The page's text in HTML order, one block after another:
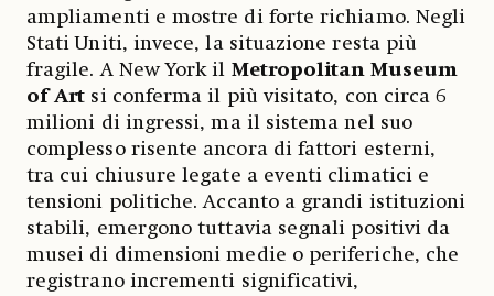
ampliamenti e mostre di forte richiamo. Negli
Stati Uniti, invece, la situazione resta più
fragile. A New York il Metropolitan Museum
of Art si conferma il più visitato, con circa 6
milioni di ingressi, ma il sistema nel suo
complesso risente ancora di fattori esterni,
tra cui chiusure legate a eventi climatici e
tensioni politiche. Accanto a grandi istituzioni
stabili, emergono tuttavia segnali positivi da
musei di dimensioni medie o periferiche, che
registrano incrementi significativi,